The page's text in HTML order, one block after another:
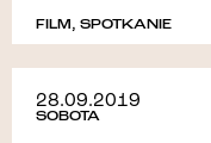
FILM, SPOTKANIE
28.09.2019
SOBOTA